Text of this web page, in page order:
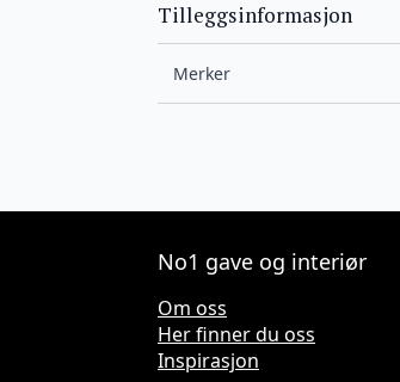
Tilleggsinformasjon
Merker
No1 gave og interiør
Om oss
Her finner du oss
Inspirasjon